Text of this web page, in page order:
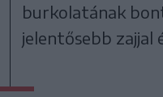
burkolatának
jelentősebb zajjal